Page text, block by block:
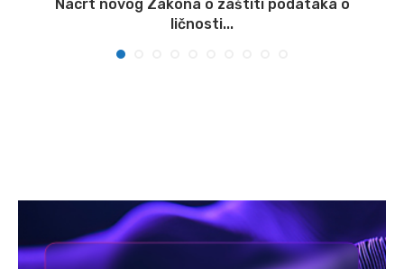
Nacrt novog Zakona o zaštiti podataka o
ličnosti...